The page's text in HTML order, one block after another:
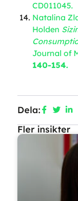
CD011045.
Natalina
Holden
Journal of
140-154.
Dela:
Fler insikter